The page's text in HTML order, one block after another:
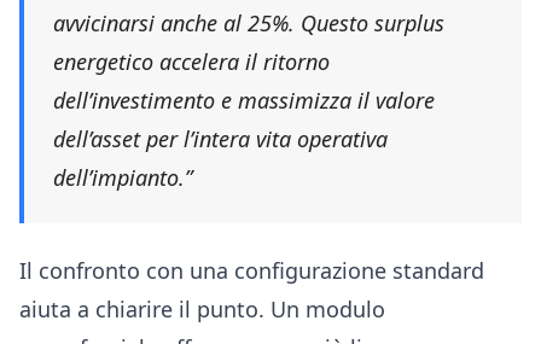
avvicinarsi anche al 25%. Questo surplus
energetico accelera il ritorno
dell’investimento e massimizza il valore
dell’asset per l’intera vita operativa
dell’impianto.”
Il confronto con una configurazione standard
aiuta a chiarire il punto. Un modulo